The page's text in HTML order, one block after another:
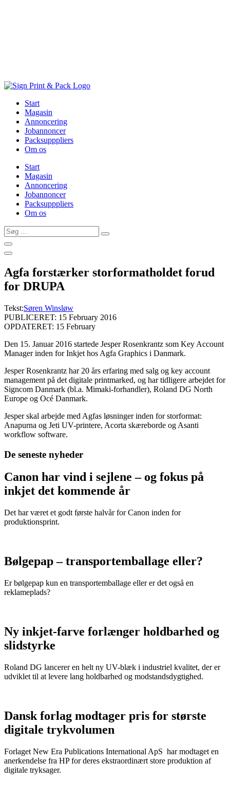
Start
Magasin
Annoncering
Jobannoncer
Packsupppliers
Om os
Start
Magasin
Annoncering
Jobannoncer
Packsupppliers
Om os
Søg
…
Agfa forstærker storformatholdet forud
for DRUPA
Tekst:Søren Winsløw
PUBLICERET: 15 February 2016
OPDATERET: 15 February
Den 15. Januar 2016 startede Jesper Rosenkrantz som Key Account
Manager inden for Inkjet hos Agfa Graphics i Danmark.
Jesper Rosenkrantz har 20 års erfaring med salg og key account
management på det digitale printmarked, og har tidligere arbejdet for
Signcom Danmark (bl.a. Mimaki-forhandler), Roland DG North
Europe og Océ Danmark.
Jesper skal arbejde med Agfas løsninger inden for storformat:
Anapurna og Jeti UV-printere, Acorta skæreborde og Asanti
workflow software.
De seneste nyheder
Canon har vind i sejlene – og fokus på
inkjet det kommende år
Det har været et godt første halvår for Canon inden for
produktionsprint.
Bølgepap – transportemballage eller?
Er bølgepap kun en transportemballage eller er det også en
reklameplads?
Ny inkjet-farve forlænger holdbarhed og
slidstyrke
Roland DG lancerer en helt ny UV-blæk i industriel kvalitet, der er
udviklet til at levere lang holdbarhed og modstandsdygtighed.
Dansk forlag modtager pris for største
digitale trykvolumen
Forlaget New Era Publications International ApS har modtaget en
anerkendelse fra HP for deres ekstraordinært store produktion af
digitale tryksager.